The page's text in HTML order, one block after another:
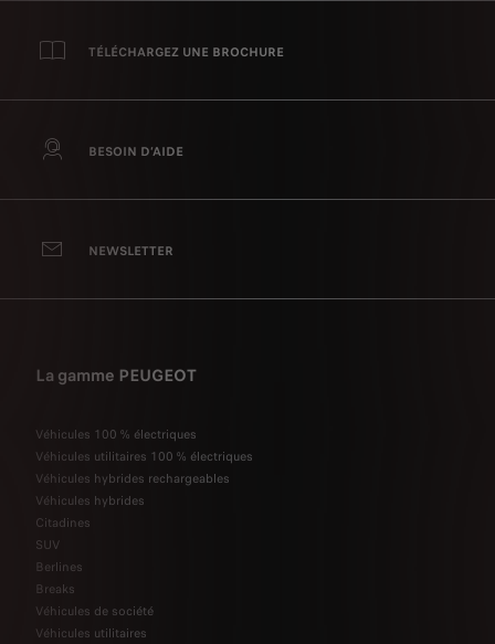
TÉLÉCHARGEZ UNE BROCHURE
BESOIN D’AIDE
NEWSLETTER
La gamme PEUGEOT
Véhicules 100 % électriques
Véhicules utilitaires 100 % électriques
Véhicules hybrides rechargeables
Véhicules hybrides
Citadines
SUV
Berlines
Breaks
Véhicules de société
Véhicules utilitaires